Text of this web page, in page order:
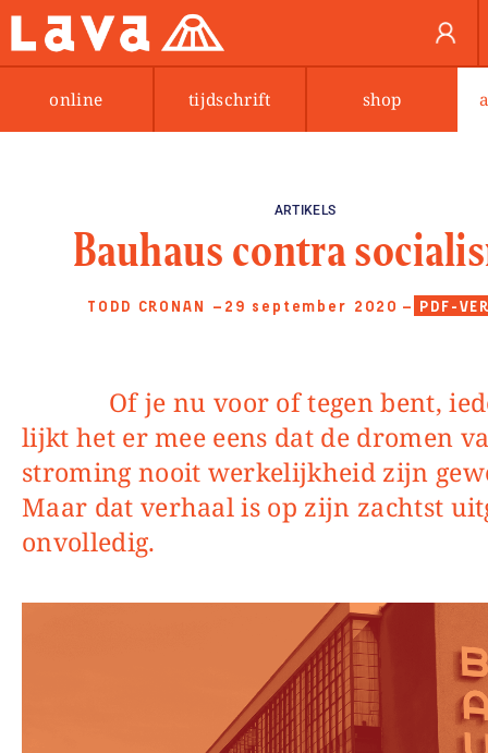
online tijdschrift shop
ARTIKELS
Bauhaus contra
TODD CRONAN —29 september 2020 — PDF-
Of je nu voor of tegen bent, iedereen
lijkt het er mee eens dat de dromen
stroming nooit werkelijkheid zijn
Maar dat verhaal is op zijn zachtst
onvolledig.